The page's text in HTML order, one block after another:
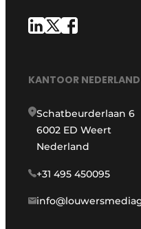
KANTOOR NEDERLAND
Schatbeurderlaan 6
6002 ED Weert
Nederland
+31 495 450095